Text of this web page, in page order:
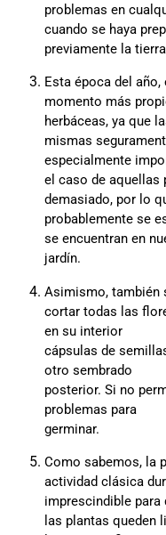
problemas en
cuando se haya
previamente la
Esta época del año,
momento más
herbáceas, ya que
mismas
especialmente
el caso de aquellas
demasiado, por lo
probablemente se
se encuentran en
jardín.
Asimismo, también
cortar todas las
en su interior
cápsulas de
otro sembrado
posterior. Si no
problemas para
germinar.
Como sabemos, la
actividad clásica
imprescindible para
las plantas queden